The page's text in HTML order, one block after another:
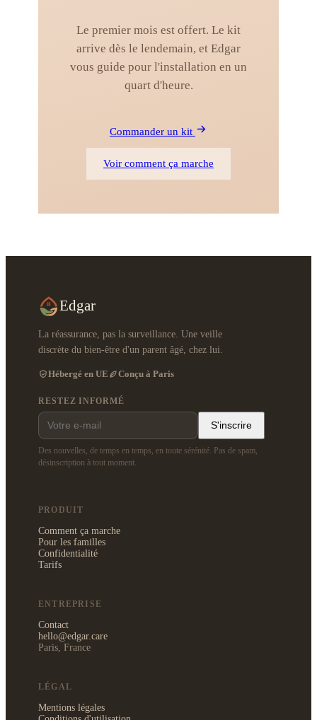
Le premier mois est offert. Le kit
arrive dès le lendemain, et Edgar
vous guide pour l'installation en un
quart d'heure.
Commander un kit
Voir comment ça marche
Edgar
La réassurance, pas la surveillance. Une veille
discrète du bien-être d'un parent âgé, chez lui.
Hébergé en UE Conçu à Paris
RESTEZ INFORMÉ
S'inscrire
Des nouvelles, de temps en temps, en toute sérénité. Pas de spam,
désinscription à tout moment.
PRODUIT
Comment ça marche
Pour les familles
Confidentialité
Tarifs
ENTREPRISE
Contact
hello@edgar.care
Paris, France
LÉGAL
Mentions légales